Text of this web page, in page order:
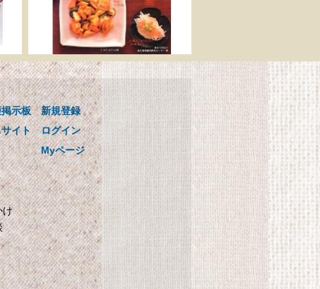
ス
国循の美味しい! かるし
おレシピ 0.1mlまで量れ
る! かるしおスプーン3本
セットつき
国循の美味しい! かるしおレシピ
0.1mlまで量れる! かるしおスプー
ン3本セットつき
SHARP プラズマクラス
ター搭載 加湿機 気化式
パーソナルタイプ ブル
ー系 HV-C30-A
示板
イト
新規登録
ログイン
Myページ
け